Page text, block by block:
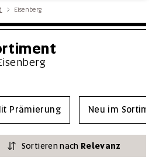
Eisenberg
Prämierung Neu im
Sortieren nach Relevanz